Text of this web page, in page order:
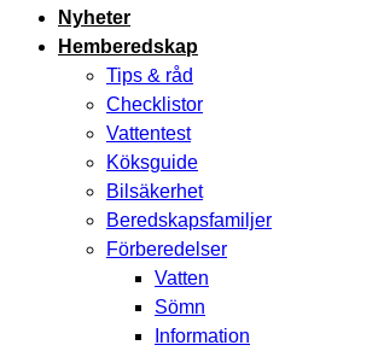
Nyheter
Hemberedskap
Tips & råd
Checklistor
Vattentest
Köksguide
Bilsäkerhet
Beredskapsfamiljer
Förberedelser
Vatten
Sömn
Information